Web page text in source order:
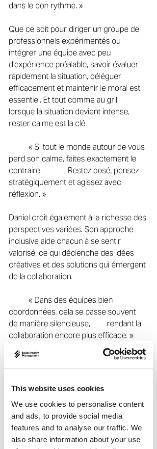
This website uses cookies
We use cookies to personalise content
and ads, to provide social media
features and to analyse our traffic. We
also share information about your use
dans le bon rythme. »
Que ce soit pour diriger un groupe de
professionnels expérimentés ou
intégrer une équipe avec peu
d’expérience préalable, savoir évaluer
rapidement la situation, déléguer
efficacement et maintenir le moral est
essentiel. Et tout comme au gril,
lorsque la situation devient intense,
rester calme est la clé.
perd son calme, faites exactement le
contraire. 		Restez posé, pensez
stratégiquement et agissez avec
réflexion. »
Daniel croit également à la richesse des
perspectives variées. Son approche
inclusive aide chacun à se sentir
valorisé, ce qui déclenche des idées
créatives et des solutions qui émergent
de la collaboration.
coordonnées, cela se passe souvent
de manière silencieuse, 	rendant la
collaboration encore plus efficace. »
Lorsque les choses ne se passent pas
comme prévu, Daniel considère les
d’apprentissage. Cette mentalité
favorise la résilience et l’innovation,
tandis que son style de leadership
stable et constructif aide à maintenir
l’énergie et la concentration — même